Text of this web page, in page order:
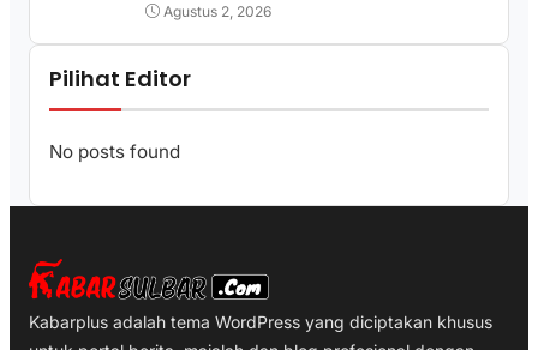
Agustus 2, 2026
Pilihat Editor
No posts found
Kabarplus adalah tema WordPress yang diciptakan khusus